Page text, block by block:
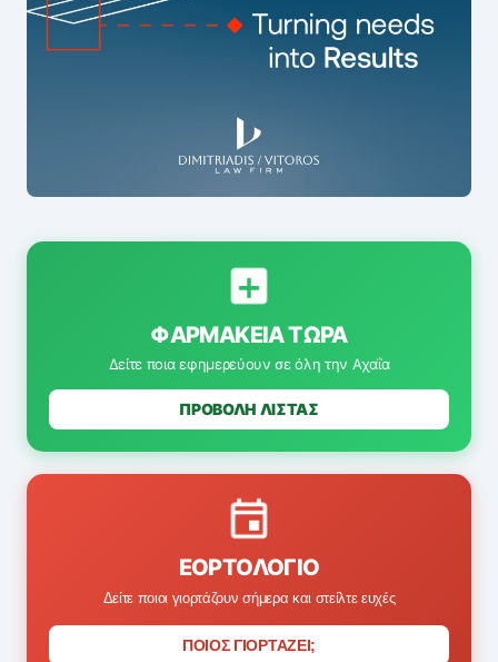
ΦΑΡΜΑΚΕΊΑ ΤΏΡΑ
Δείτε ποια εφημερεύουν σε όλη την Αχαΐα
ΠΡΟΒΟΛΗ ΛΙΣΤΑΣ
ΕΟΡΤΟΛΌΓΙΟ
Δείτε ποιοι γιορτάζουν σήμερα και στείλτε ευχές
ΠΟΙΟΣ ΓΙΟΡΤΑΖΕΙ;